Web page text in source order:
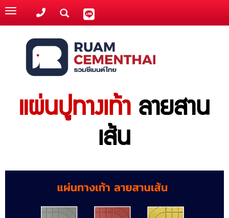
Toggle
navigation
แผ่นปูทางเท้า ลายสาน
เส้น